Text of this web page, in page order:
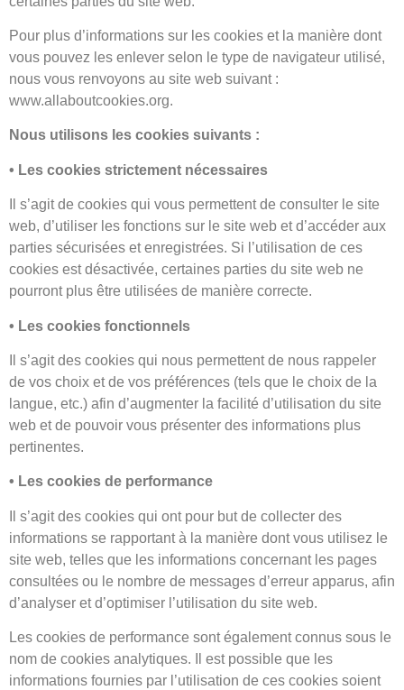
Pour plus d’informations sur les cookies et la manière dont
vous pouvez les enlever selon le type de navigateur utilisé,
nous vous renvoyons au site web suivant :
www.allaboutcookies.org.
Nous utilisons les cookies suivants :
• Les cookies strictement nécessaires
Il s’agit de cookies qui vous permettent de consulter le site
web, d’utiliser les fonctions sur le site web et d’accéder aux
parties sécurisées et enregistrées. Si l’utilisation de ces
cookies est désactivée, certaines parties du site web ne
pourront plus être utilisées de manière correcte.
• Les cookies fonctionnels
Il s’agit des cookies qui nous permettent de nous rappeler
de vos choix et de vos préférences (tels que le choix de la
langue, etc.) afin d’augmenter la facilité d’utilisation du site
web et de pouvoir vous présenter des informations plus
pertinentes.
• Les cookies de performance
Il s’agit des cookies qui ont pour but de collecter des
informations se rapportant à la manière dont vous utilisez le
site web, telles que les informations concernant les pages
consultées ou le nombre de messages d’erreur apparus, afin
d’analyser et d’optimiser l’utilisation du site web.
Les cookies de performance sont également connus sous le
nom de cookies analytiques. Il est possible que les
informations fournies par l’utilisation de ces cookies soient